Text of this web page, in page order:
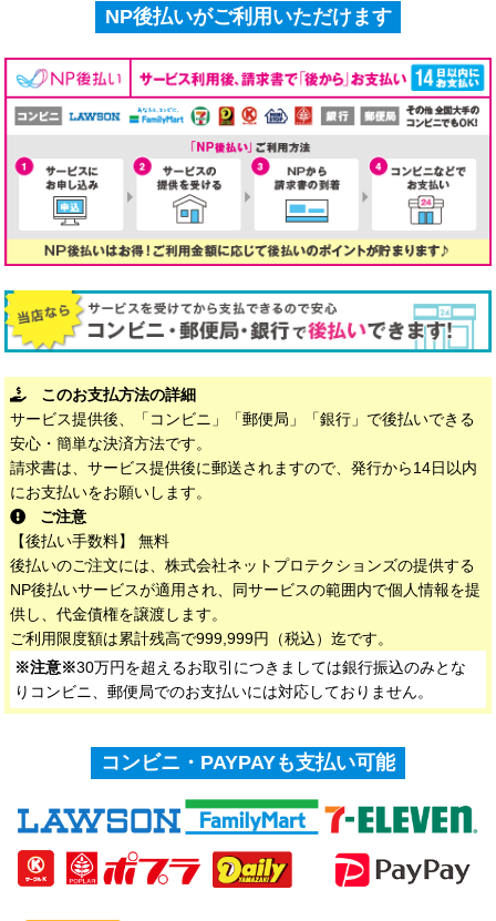
NP後払いがご利用いただけます
このお支払方法の詳細
サービス提供後、「コンビニ」「郵便局」「銀行」で後払いできる
安心・簡単な決済方法です。
請求書は、サービス提供後に郵送されますので、発行から14日以内
にお支払いをお願いします。
ご注意
【後払い手数料】 無料
後払いのご注文には、株式会社ネットプロテクションズの提供する
NP後払いサービスが適用され、同サービスの範囲内で個人情報を提
供し、代金債権を譲渡します。
ご利用限度額は累計残高で999,999円（税込）迄です。
※注意※30万円を超えるお取引につきましては銀行振込のみとな
りコンビニ、郵便局でのお支払いには対応しておりません。
コンビニ・PAYPAYも支払い可能